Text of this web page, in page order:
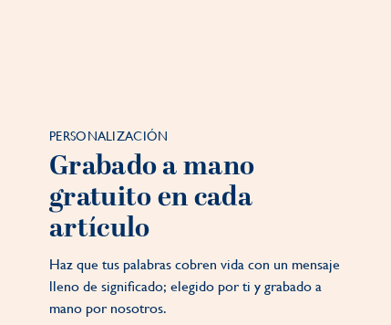
PERSONALIZACIÓN
Grabado a mano
gratuito en cada
artículo
Haz que tus palabras cobren vida con un mensaje
lleno de significado; elegido por ti y grabado a
mano por nosotros.